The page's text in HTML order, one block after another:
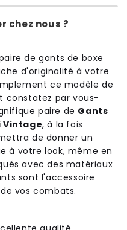
chez nous ?
de gants de boxe
d'originalité à votre
ce modèle de
constatez par vous-
paire de Gants
Vintage, à la fois
de donner un
à votre look, même en
avec des matériaux
sont l'accessoire
vos combats.